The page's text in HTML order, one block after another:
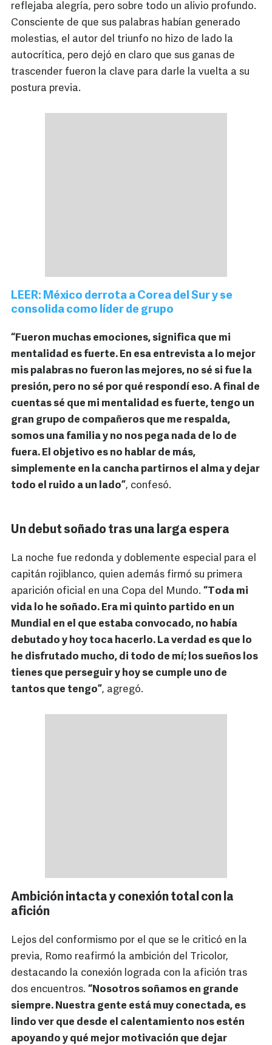
reflejaba alegría, pero sobre todo un alivio profundo.
Consciente de que sus palabras habían generado
molestias, el autor del triunfo no hizo de lado la
autocrítica, pero dejó en claro que sus ganas de
trascender fueron la clave para darle la vuelta a su
postura previa.
LEER: México derrota a Corea del Sur y se
consolida como líder de grupo
“Fueron muchas emociones, significa que mi
mentalidad es fuerte. En esa entrevista a lo mejor
mis palabras no fueron las mejores, no sé si fue la
presión, pero no sé por qué respondí eso. A final de
cuentas sé que mi mentalidad es fuerte, tengo un
gran grupo de compañeros que me respalda,
somos una familia y no nos pega nada de lo de
fuera. El objetivo es no hablar de más,
simplemente en la cancha partirnos el alma y dejar
todo el ruido a un lado”, confesó.
Un debut soñado tras una larga espera
La noche fue redonda y doblemente especial para el
capitán rojiblanco, quien además firmó su primera
aparición oficial en una Copa del Mundo. “Toda mi
vida lo he soñado. Era mi quinto partido en un
Mundial en el que estaba convocado, no había
debutado y hoy toca hacerlo. La verdad es que lo
he disfrutado mucho, di todo de mí; los sueños los
tienes que perseguir y hoy se cumple uno de
tantos que tengo”, agregó.
Ambición intacta y conexión total con la
afición
Lejos del conformismo por el que se le criticó en la
previa, Romo reafirmó la ambición del Tricolor,
destacando la conexión lograda con la afición tras
dos encuentros. “Nosotros soñamos en grande
siempre. Nuestra gente está muy conectada, es
lindo ver que desde el calentamiento nos estén
apoyando y qué mejor motivación que dejar